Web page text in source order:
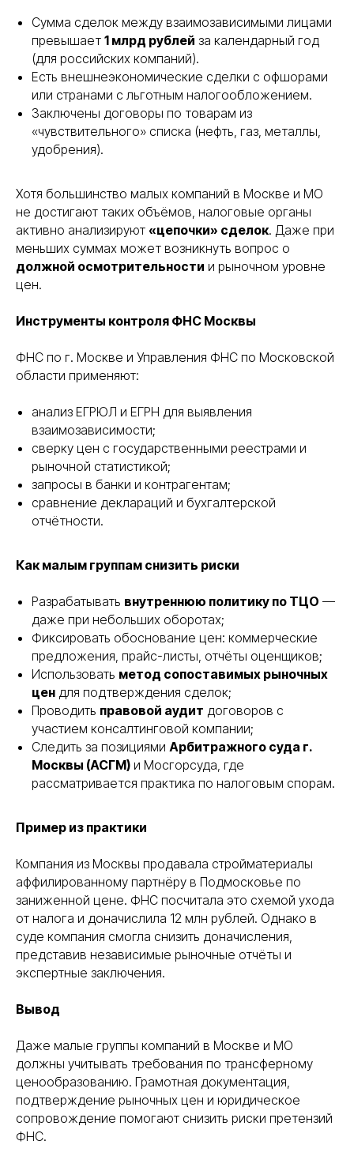
Сумма сделок между взаимозависимыми лицами
превышает 1 млрд рублей за календарный год
(для российских компаний).
Есть внешнеэкономические сделки с офшорами
или странами с льготным налогообложением.
Заключены договоры по товарам из
«чувствительного» списка (нефть, газ, металлы,
удобрения).
Хотя большинство малых компаний в Москве и МО
не достигают таких объёмов, налоговые органы
активно анализируют «цепочки» сделок. Даже при
меньших суммах может возникнуть вопрос о
должной осмотрительности и рыночном уровне
цен.
Инструменты контроля ФНС Москвы
ФНС по г. Москве и Управления ФНС по Московской
области применяют:
анализ ЕГРЮЛ и ЕГРН для выявления
взаимозависимости;
сверку цен с государственными реестрами и
рыночной статистикой;
запросы в банки и контрагентам;
сравнение деклараций и бухгалтерской
отчётности.
Как малым группам снизить риски
Разрабатывать внутреннюю политику по ТЦО —
даже при небольших оборотах;
Фиксировать обоснование цен: коммерческие
предложения, прайс-листы, отчёты оценщиков;
Использовать метод сопоставимых рыночных
цен для подтверждения сделок;
Проводить правовой аудит договоров с
участием консалтинговой компании;
Следить за позициями Арбитражного суда г.
Москвы (АСГМ) и Мосгорсуда, где
рассматривается практика по налоговым спорам.
Пример из практики
Компания из Москвы продавала стройматериалы
аффилированному партнёру в Подмосковье по
заниженной цене. ФНС посчитала это схемой ухода
от налога и доначислила 12 млн рублей. Однако в
суде компания смогла снизить доначисления,
представив независимые рыночные отчёты и
экспертные заключения.
Вывод
Даже малые группы компаний в Москве и МО
должны учитывать требования по трансферному
ценообразованию. Грамотная документация,
подтверждение рыночных цен и юридическое
сопровождение помогают снизить риски претензий
ФНС.
Консультация бесплатна
ПОМОЖЕМОПРЕДЕЛИТЬСЯ
С ВЫБОРОМУСЛУГИ
НА ПРЕДВАРИТЕЛЬНОЙ
КОНСУЛЬТАЦИИ